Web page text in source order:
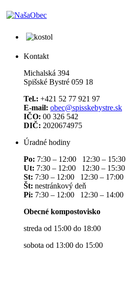
Kontakt
Michalská 394
Spišské Bystré 059 18
Tel.: +421 52 77 921 97
E-mail: obec@spisskebystre.sk
IČO: 00 326 542
DIČ: 2020674975
Úradné hodiny
Po: 7:30 – 12:00 12:30 – 15:30
Ut: 7:30 – 12:00 12:30 – 15:30
St: 7:30 – 12:00 12:30 – 17:00
Št: nestránkový deň
Pi: 7:30 – 12:00 12:30 – 14:00
Obecné kompostovisko
streda od 15:00 do 18:00
sobota od 13:00 do 15:00